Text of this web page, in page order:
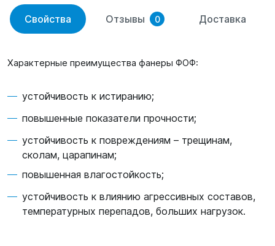
Свойства Отзывы 0 Доставка
Характерные преимущества фанеры ФОФ:
устойчивость к истиранию;
повышенные показатели прочности;
устойчивость к повреждениям – трещинам,
сколам, царапинам;
повышенная влагостойкость;
устойчивость к влиянию агрессивных составов,
температурных перепадов, больших нагрузок.